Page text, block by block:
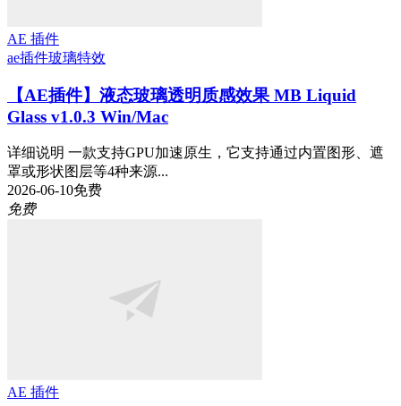
AE 插件
ae插件玻璃特效
【AE插件】液态玻璃透明质感效果 MB Liquid
Glass v1.0.3 Win/Mac
详细说明 一款支持GPU加速原生，它支持通过内置图形、遮
罩或形状图层等4种来源...
2026-06-10免费
免费
AE 插件